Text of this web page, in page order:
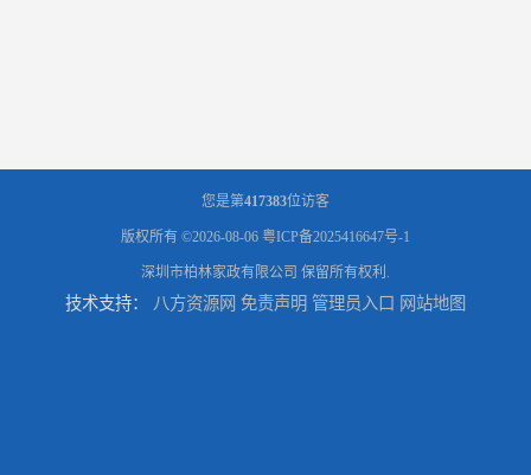
您是第417383位访客
版权所有 ©2026-08-06 粤ICP备2025416647号-1
深圳市柏林家政有限公司 保留所有权利.
技术支持： 八方资源网 免责声明 管理员入口 网站地图